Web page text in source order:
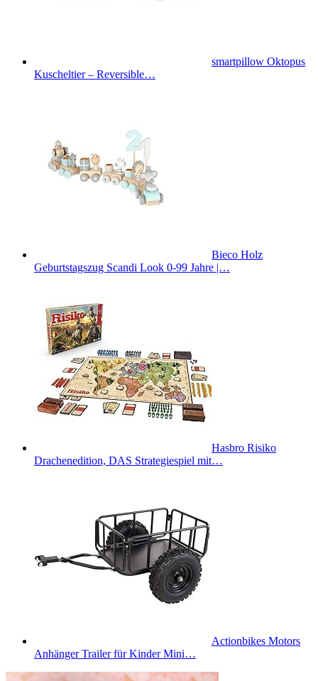
smartpillow Oktopus
Kuscheltier – Reversible…
Bieco Holz
Geburtstagszug Scandi Look 0-99 Jahre |…
Hasbro Risiko
Drachenedition, DAS Strategiespiel mit…
Actionbikes Motors
Anhänger Trailer für Kinder Mini…